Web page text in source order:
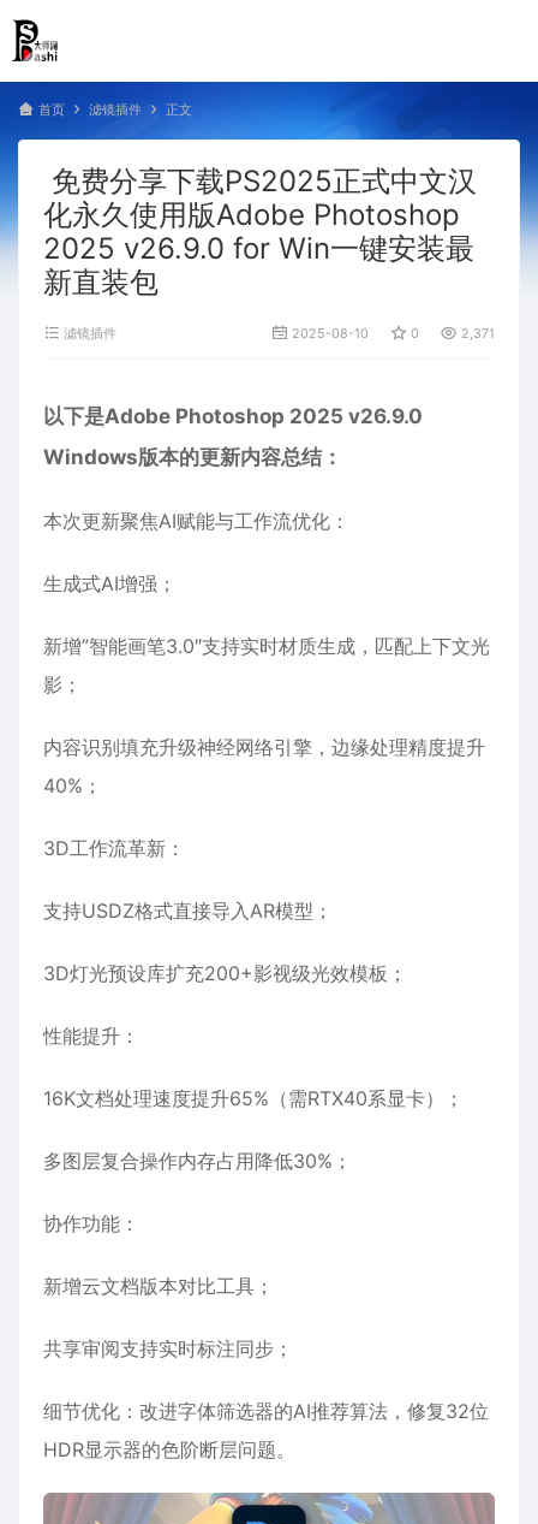
首页 滤镜插件 正文
免费分享下载PS2025正式中文汉
化永久使用版Adobe Photoshop
2025 v26.9.0 for Win一键安装最
新直装包
滤镜插件 2025-08-10 0 2,371
以下是Adobe Photoshop 2025 v26.9.0
Windows版本的更新内容总结：
本次更新聚焦AI赋能与工作流优化：
生成式AI增强‌；
新增”智能画笔3.0″支持实时材质生成，匹配上下文光
影；
内容识别填充升级神经网络引擎，边缘处理精度提升
40%；
3D工作流革新‌：
支持USDZ格式直接导入AR模型；
3D灯光预设库扩充200+影视级光效模板；
性能提升‌：
16K文档处理速度提升65%（需RTX40系显卡）；
多图层复合操作内存占用降低30%；
协作功能‌：
新增云文档版本对比工具；
共享审阅支持实时标注同步；
细节优化‌：改进字体筛选器的AI推荐算法，修复32位
HDR显示器的色阶断层问题。